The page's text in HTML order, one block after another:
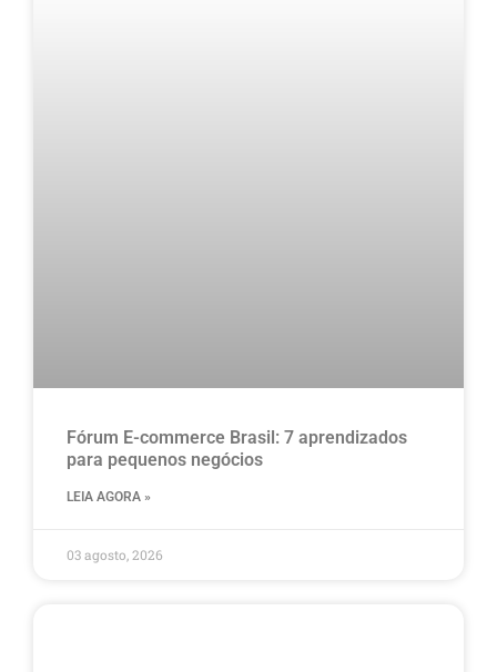
Fórum E-commerce Brasil: 7 aprendizados
para pequenos negócios
LEIA AGORA »
03 agosto, 2026